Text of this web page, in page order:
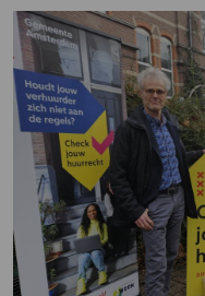
Image